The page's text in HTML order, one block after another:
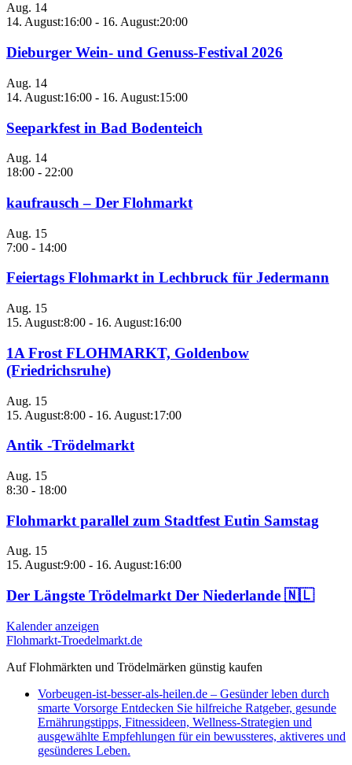
Aug. 14
14. August:16:00 - 16. August:20:00
Dieburger Wein- und Genuss-Festival 2026
Aug. 14
14. August:16:00 - 16. August:15:00
Seeparkfest in Bad Bodenteich
Aug. 14
18:00 - 22:00
kaufrausch – Der Flohmarkt
Aug. 15
7:00 - 14:00
Feiertags Flohmarkt in Lechbruck für Jedermann
Aug. 15
15. August:8:00 - 16. August:16:00
1A Frost FLOHMARKT, Goldenbow
(Friedrichsruhe)
Aug. 15
15. August:8:00 - 16. August:17:00
Antik -Trödelmarkt
Aug. 15
8:30 - 18:00
Flohmarkt parallel zum Stadtfest Eutin Samstag
Aug. 15
15. August:9:00 - 16. August:16:00
Der Längste Trödelmarkt Der Niederlande 🇳🇱
Kalender anzeigen
Flohmarkt-Troedelmarkt.de
Auf Flohmärkten und Trödelmärken günstig kaufen
Vorbeugen-ist-besser-als-heilen.de – Gesünder leben durch
smarte Vorsorge Entdecken Sie hilfreiche Ratgeber, gesunde
Ernährungstipps, Fitnessideen, Wellness-Strategien und
ausgewählte Empfehlungen für ein bewussteres, aktiveres und
gesünderes Leben.